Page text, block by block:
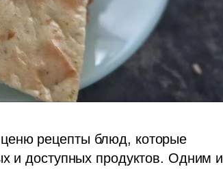
рецепты блюд, которые
и доступных продуктов. Одним